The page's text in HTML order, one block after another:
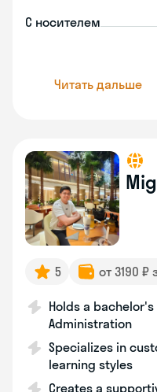
С носителем
Читать дальше
5 от 3190 ₽
Holds a
Administration
Specializes in
learning styles
Creates a